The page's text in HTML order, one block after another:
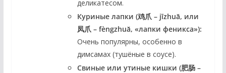
деликатесом.
Куриные лапки (鸡爪 – jīzhuǎ, или
凤爪 – fèngzhuǎ, «лапки феникса»):
Очень популярны, особенно в
димсамах (тушёные в соусе).
Свиные или утиные кишки (肥肠 –